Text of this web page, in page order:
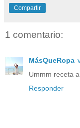
Compartir
1 comentario:
MásQueRopa
Ummm receta
Responder